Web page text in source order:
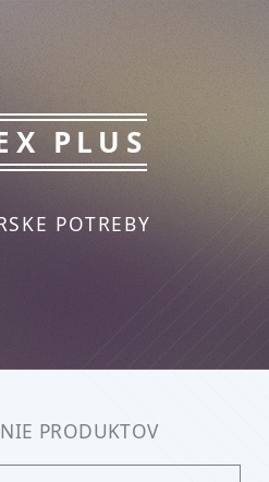
PLUS
POTREBY
PRODUKTOV